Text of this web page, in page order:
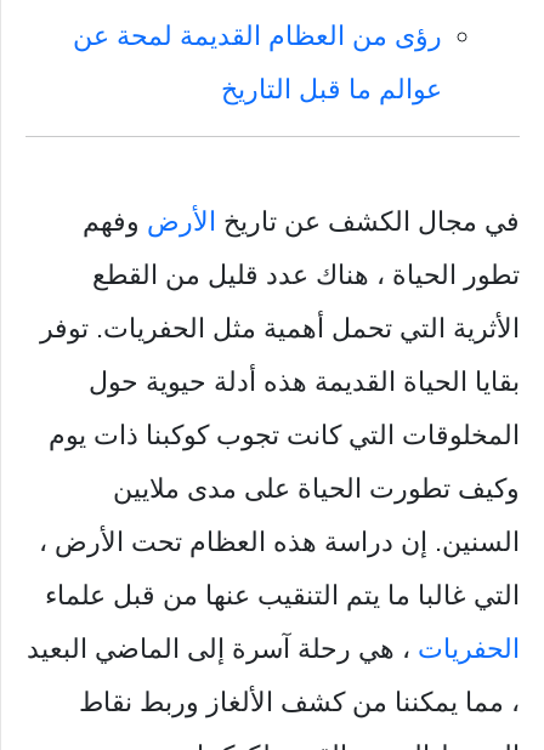
رؤى من العظام القديمة لمحة عن
عوالم ما قبل التاريخ
في مجال الكشف عن تاريخ الأرض وفهم
تطور الحياة ، هناك عدد قليل من القطع
الأثرية التي تحمل أهمية مثل الحفريات. توفر
بقايا الحياة القديمة هذه أدلة حيوية حول
المخلوقات التي كانت تجوب كوكبنا ذات يوم
وكيف تطورت الحياة على مدى ملايين
السنين. إن دراسة هذه العظام تحت الأرض ،
التي غالبا ما يتم التنقيب عنها من قبل علماء
الحفريات ، هي رحلة آسرة إلى الماضي البعيد
، مما يمكننا من كشف الألغاز وربط نقاط